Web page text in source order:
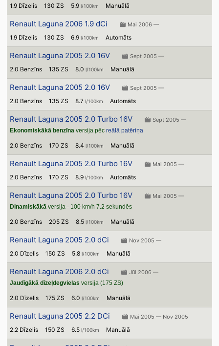
1.9 Dīzelis 130 ZS 5.9l/100km Manuālā
Renault Laguna 2006 1.9 dCi Mai 2006 —
1.9 Dīzelis 130 ZS 6.9l/100km Automāts
Renault Laguna 2005 2.0 16V Sept 2005 —
2.0 Benzīns 135 ZS 8.0l/100km Manuālā
Renault Laguna 2005 2.0 16V Sept 2005 —
2.0 Benzīns 135 ZS 8.7l/100km Automāts
Renault Laguna 2005 2.0 Turbo 16V
Sept 2005 —
Ekonomiskākā benzīna versija pēcreālā patēriņa
2.0 Benzīns 170 ZS 8.4l/100km Manuālā
Renault Laguna 2005 2.0 Turbo 16V Mai 2005 —
2.0 Benzīns 170 ZS 8.9l/100km Automāts
Renault Laguna 2005 2.0 Turbo 16V
Mai 2005 —
Dinamiskākā versija - 100 km/h 7.2 sekundēs
2.0 Benzīns 205 ZS 8.5l/100km Manuālā
Renault Laguna 2005 2.0 dCi Nov 2005 —
2.0 Dīzelis 150 ZS 5.8l/100km Manuālā
Renault Laguna 2006 2.0 dCi
Jūl 2006 —
Jaudīgākā dīzeļdegvielas versija (175 ZS)
2.0 Dīzelis 175 ZS 6.0l/100km Manuālā
Renault Laguna 2005 2.2 DCi Mai 2005 — Nov 2005
2.2 Dīzelis 150 ZS 6.5l/100km Manuālā